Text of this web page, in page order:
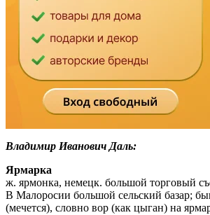
Владимир Иванович Даль:
Ярмарка
ж. ярмонка, немецк. большой торговый
В Малоросии большой сельский базар;
(мечется), словно вор (как цыган) на